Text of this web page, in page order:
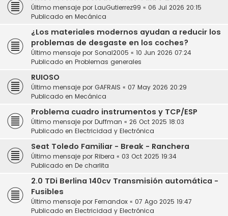
Último mensaje por LauGutierrez99 « 06 Jul 2026 20:15
Publicado en Mecánica
¿Los materiales modernos ayudan a reducir los
problemas de desgaste en los coches?
Último mensaje por Sonal2005 « 10 Jun 2026 07:24
Publicado en Problemas generales
RUIOSO
Último mensaje por GAFRAIS « 07 May 2026 20:29
Publicado en Mecánica
Problema cuadro instrumentos y TCP/ESP
Último mensaje por Duffman « 26 Oct 2025 18:03
Publicado en Electricidad y Electrónica
Seat Toledo Familiar - Break - Ranchera
Último mensaje por Ribera « 03 Oct 2025 19:34
Publicado en De charlita
2.0 TDi Berlina 140cv Transmisión automática -
Fusibles
Último mensaje por Fernandox « 07 Ago 2025 19:47
Publicado en Electricidad y Electrónica